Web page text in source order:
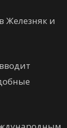
Железняк и